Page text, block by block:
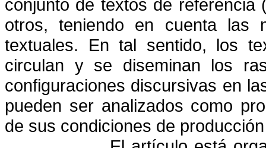
conjunto de textos de
otros, teniendo en cuenta las
textuales. En tal sentido, los
circulan y se diseminan los
configuraciones discursivas en
pueden ser analizados como
de sus condiciones de